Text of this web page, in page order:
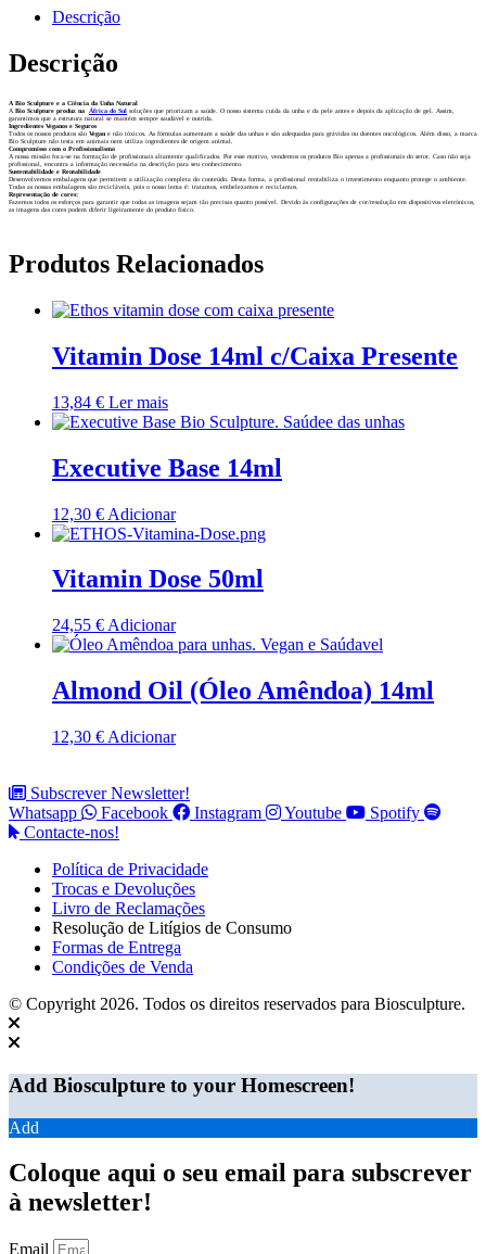
Descrição
Descrição
A Bio Sculpture e a Ciência da Unha Natural
A Bio Sculpture produz na África do Sul soluções que priorizam a saúde. O nosso sistema cuida da unha e da pele antes e depois da aplicação de gel. Assim,
garantimos que a estrutura natural se mantém sempre saudável e nutrida.
Ingredientes Veganos e Seguros
Todos os nossos produtos são Vegan e não tóxicos. As fórmulas aumentam a saúde das unhas e são adequadas para grávidas ou doentes oncológicos. Além disso, a marca
Bio Sculpture não testa em animais nem utiliza ingredientes de origem animal.
Compromisso com o Profissionalismo
A nossa missão foca-se na formação de profissionais altamente qualificados. Por esse motivo, vendemos os produtos Bio apenas a profissionais do setor. Caso não seja
profissional, encontra a informação necessária na descrição para seu conhecimento.
Sustentabilidade e Rentabilidade
Desenvolvemos embalagens que permitem a utilização completa do conteúdo. Desta forma, a profissional rentabiliza o investimento enquanto protege o ambiente.
Todas as nossas embalagens são recicláveis, pois o nosso lema é: tratamos, embelezamos e reciclamos.
Representação de cores:
Fazemos todos os esforços para garantir que todas as imagens sejam tão precisas quanto possível. Devido às configurações de cor/resolução em dispositivos eletrónicos,
as imagens das cores podem diferir ligeiramente do produto físico.
Produtos Relacionados
Vitamin Dose 14ml c/Caixa Presente
13,84 € Ler mais
Executive Base 14ml
12,30 € Adicionar
Vitamin Dose 50ml
24,55 € Adicionar
Almond Oil (Óleo Amêndoa) 14ml
12,30 € Adicionar
Subscrever Newsletter!
Whatsapp
Facebook Instagram Youtube
Spotify
Contacte-nos!
Política de Privacidade
Trocas e Devoluções
Livro de Reclamações
Resolução de Litígios de Consumo
Formas de Entrega
Condições de Venda
© Copyright 2026. Todos os direitos reservados para Biosculpture.
Add Biosculpture to your Homescreen!
Add
Coloque aqui o seu email para subscrever
à newsletter!
Email